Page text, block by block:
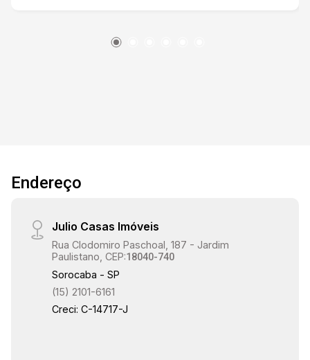
Endereço
Julio Casas Imóveis
Rua Clodomiro Paschoal, 187 - Jardim
Paulistano, CEP:18040-740
Sorocaba - SP
(15) 2101-6161
Creci: C-14717-J